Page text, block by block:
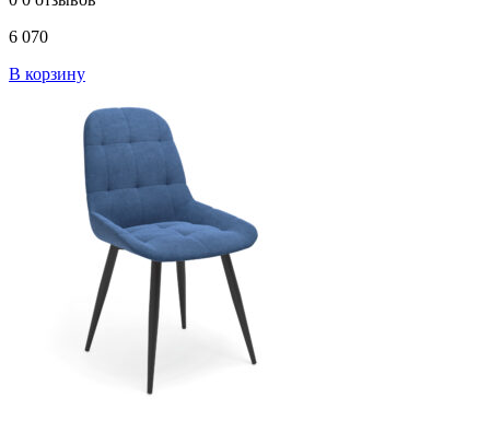
6 070
В корзину